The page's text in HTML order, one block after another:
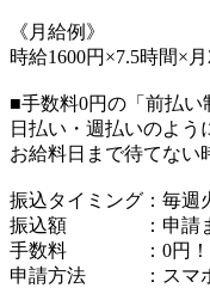
《月給例》
時給1600円×7.5時間×
■手数料0円の「前払い
日払い・週払いのよう
お給料日まで待てない
振込タイミング：毎週
振込額 ：申請まで
手数料 ：0円！
申請方法 ：スマホ